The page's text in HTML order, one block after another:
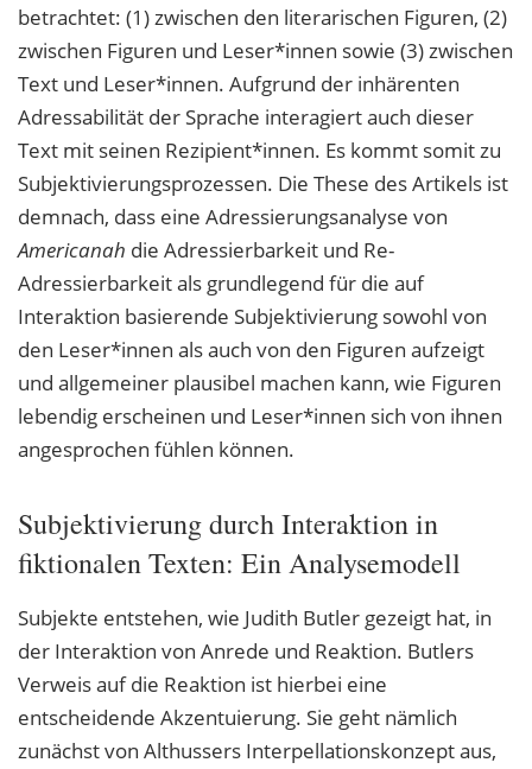
betrachtet: (1) zwischen den literarischen Figuren, (2)
zwischen Figuren und Leser*innen sowie (3) zwischen
Text und Leser*innen. Aufgrund der inhärenten
Adressabilität der Sprache interagiert auch dieser
Text mit seinen Rezipient*innen. Es kommt somit zu
Subjektivierungsprozessen. Die These des Artikels ist
demnach, dass eine Adressierungsanalyse von
Americanah die Adressierbarkeit und Re-
Adressierbarkeit als grundlegend für die auf
Interaktion basierende Subjektivierung sowohl von
den Leser*innen als auch von den Figuren aufzeigt
und allgemeiner plausibel machen kann, wie Figuren
lebendig erscheinen und Leser*innen sich von ihnen
angesprochen fühlen können.
Subjektivierung durch Interaktion in
fiktionalen Texten: Ein Analysemodell
Subjekte entstehen, wie Judith Butler gezeigt hat, in
der Interaktion von Anrede und Reaktion. Butlers
Verweis auf die Reaktion ist hierbei eine
entscheidende Akzentuierung. Sie geht nämlich
zunächst von Althussers Interpellationskonzept aus,